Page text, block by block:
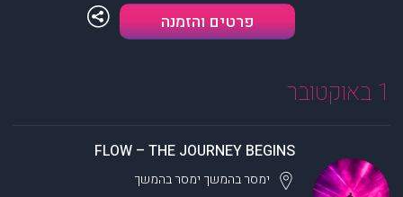
פרטים והזמנה
1 באוקטובר
FLOW – THE JOURNEY BEGINS
ימסר בהמשך ימסר בהמשך